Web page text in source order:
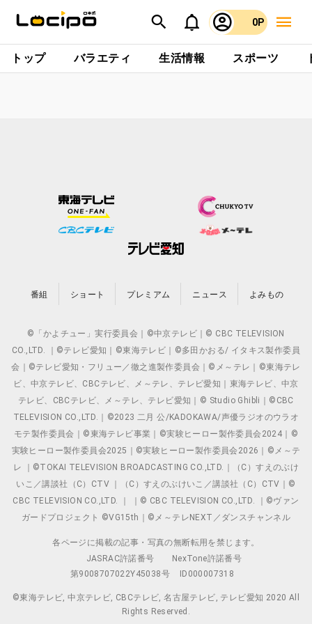
0P
トップ バラエティ 生活情報 スポーツ
番組 ショート プレミアム ニュース よみもの
©「かよチュー」実行委員会｜©中京テレビ｜© CBC TELEVISION
CO.,LTD. ｜©テレビ愛知｜©東海テレビ｜©多田かおる/ イタキス製作委員
会｜©テレビ愛知・フリュー／徹之進製作委員会｜©メ～テレ｜©東海テレ
ビ、中京テレビ、CBCテレビ、メ～テレ、テレビ愛知｜東海テレビ、中京
テレビ、CBCテレビ、メ～テレ、テレビ愛知｜© Studio Ghibli｜©CBC
TELEVISION CO.,LTD.｜©2023 二月 公/KADOKAWA/声優ラジオのウラオ
モテ製作委員会｜©東海テレビ事業｜©実験ヒーロー製作委員会2024｜©
実験ヒーロー製作委員会2025｜©実験ヒーロー製作委員会2026｜©メ～テ
レ ｜©TOKAI TELEVISION BROADCASTING CO.,LTD.｜（C）すえのぶけ
いこ／講談社（C）CTV ｜（C）すえのぶけいこ／講談社（C）CTV｜©
CBC TELEVISION CO.,LTD. ｜ ｜© CBC TELEVISION CO.,LTD. ｜©ヴァン
ガードプロジェクト ©VG15th｜©メ～テレNEXT／ダンスチャンネル
各ページに掲載の記事・写真の無断転用を禁じます。
JASRAC許諾番号
NexTone許諾番号
第9008707022Y45038号
ID000007318
©東海テレビ, 中京テレビ, CBCテレビ, 名古屋テレビ, テレビ愛知 2020 All
Rights Reserved.